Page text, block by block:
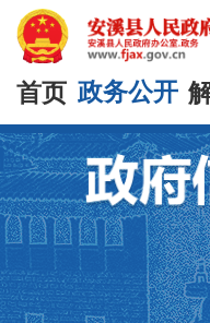
首页 政务公开